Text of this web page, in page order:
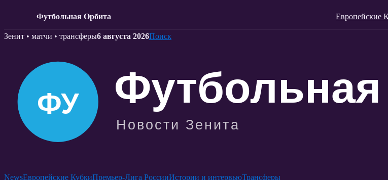
Футбольная Орбита Европейские
Skip
Зенит • матчи • трансферы6 августа 2026Поиск
NewsЕвропейские КубкиПремьер-Лига РоссииИстории и интервьюТрансферы